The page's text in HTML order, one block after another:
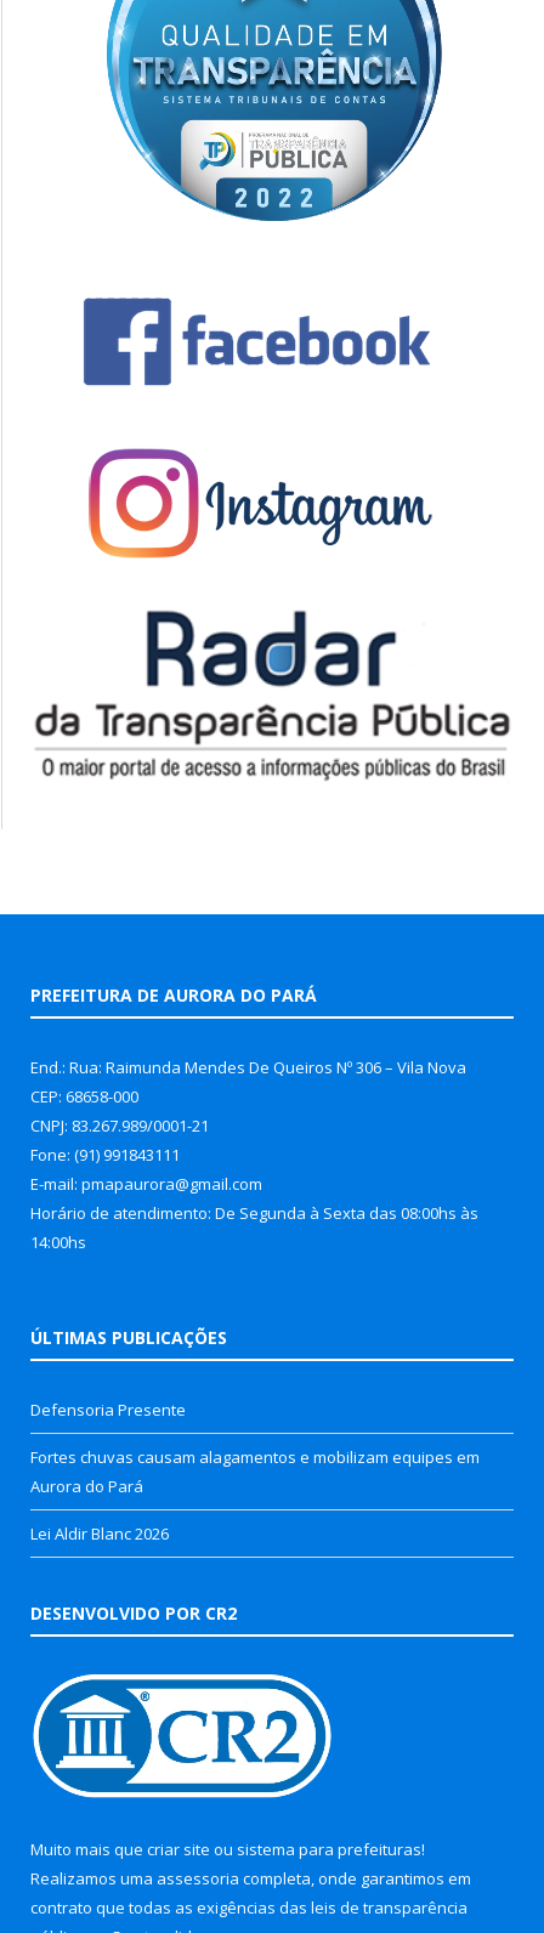
PREFEITURA DE AURORA DO PARÁ
End.: Rua: Raimunda Mendes De Queiros Nº 306 – Vila Nova
CEP: 68658-000
CNPJ: 83.267.989/0001-21
Fone: (91) 991843111
E-mail: pmapaurora@gmail.com
Horário de atendimento: De Segunda à Sexta das 08:00hs às
14:00hs
ÚLTIMAS PUBLICAÇÕES
Defensoria Presente
Fortes chuvas causam alagamentos e mobilizam equipes em
Aurora do Pará
Lei Aldir Blanc 2026
DESENVOLVIDO POR CR2
Muito mais que criar site ou sistema para prefeituras!
Realizamos uma assessoria completa, onde garantimos em
contrato que todas as exigências das leis de transparência